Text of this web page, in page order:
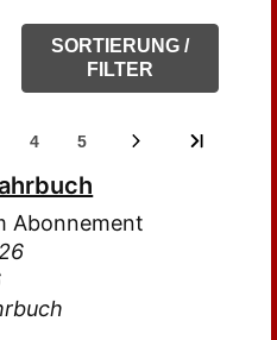
SORTIERUNG /
FILTER
4 5
Abonnement